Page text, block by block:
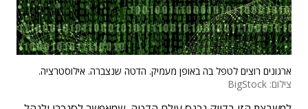
ארגונים רוצים לטפל בה באופן מעמיק. הדטה שנצברה. אילוסטרציה.
צילום: BigStock